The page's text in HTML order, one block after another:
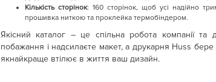
Кількість сторінок: 160 сторінок, щоб усі надійно
прошивка ниткою та проклейка термобіндером.
Якісний каталог – це спільна робота компанії та
побажання і надсилаєте макет, а друкарня Huss бере
якнайкраще втілює в життя ваш дизайн.